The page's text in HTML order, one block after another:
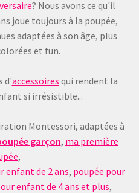
? Nous avons ce qu'il
joue toujours à la poupée,
adaptées à son âge, plus
et fun.
d'accessoires qui rendent la
si irrésistible...
Montessori, adaptées à
garçon, ma première
,
enfant de 2 ans, poupée pour
enfant de 4 ans et plus,